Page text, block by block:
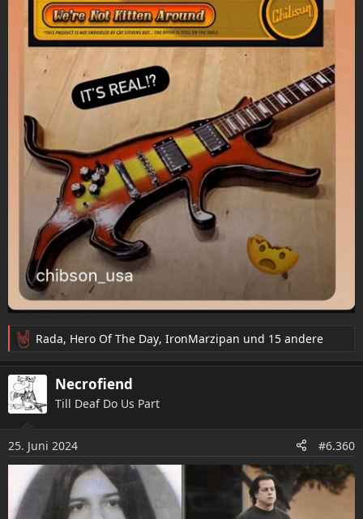
R
e
a
k
t
n
e
Rada, Hero Of The Day, IronMarzipan und 15 andere
Necrofiend
Till Deaf Do Us Part
25. Juni 2024 #6.360